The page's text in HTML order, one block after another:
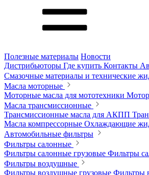
Полезные материалы Новости
Дистрибьюторы Где купить Контакты
Смазочные материалы и технические
Масла моторные
Моторные масла для мототехники
Масла трансмиссионные
Трансмиссионные масла для АКПП
Масла компрессорные Охлаждающие
Автомобильные фильтры
Фильтры салонные
Фильтры салонные грузовые Фильтры
Фильтры воздушные
Фильтры воздушные грузовые Фильтры